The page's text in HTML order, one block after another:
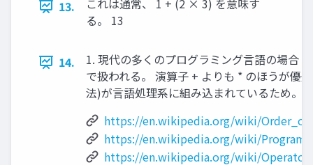
13.
これは通常、 1 + (2 × 3) を意味す
る。 13
14.
1. 現代の多くのプログラミング言語の場合
で扱われる。 演算子 + よりも * のほうが優
法)が言語処理系に組み込まれているため。
https://en.wikipedia.org/wiki/
https://en.wikipedia.org/wiki/
https://en.wikipedia.org/wiki/